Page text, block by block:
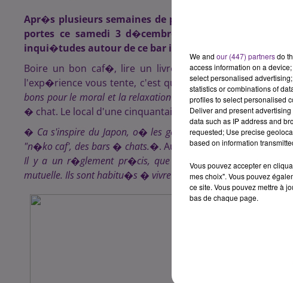
Apr�s plusieurs semaines de pr�paration, le premier
portes ce samedi 3 d�cembre � 15h. Pour K6FM,
inqui�tudes autour de ce bar insolite, o� les chats sont
Boire un bon caf�, lire un livre ou taper �
l'exp�rience vous tente, c'est que vous �tes vous
bons pour le moral et la relaxation � confirme Mikael
� chat. Le local d'une cinquantaine de m�tre carr�s fera
� Ca s'inspire du Japon, o� les gens n'ont pas de chat
"n�ko caf', des bars � chats.�. Au "Chat Bulleux", il
Il y a un r�glement pr�cis, que nos clients devront
mutuelle. Ils sont habitu�s � vivre entour�s de monde, et la
Pour
chat
vend
We and our (447) partnersdo
access information on a
select personalised
statistics or combinations of
profiles to select personalised
Deliver and present
data such as IP address and
requested; Use precise
based on information
Vous pouvez accepter en
mes choix". Vous pouvez
ce site. Vous pouvez mettre à
bas de chaque page.